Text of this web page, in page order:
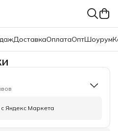
ДоставкаОплатаОптШоурум
Яндекс Маркета